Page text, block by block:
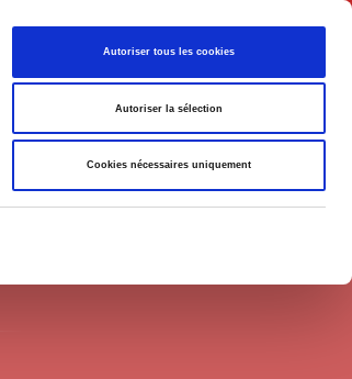
Autoriser tous les cookies
Autoriser la sélection
Cookies nécessaires uniquement
Français